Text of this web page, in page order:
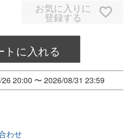
お気に入りに
登録する
トに入れる
20:00 〜 2026/08/31 23:59
わせ